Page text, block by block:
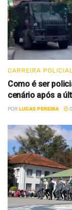
CARREIRA POLICIAL
Como é ser
cenário após a
POR LUCAS PEREIRA